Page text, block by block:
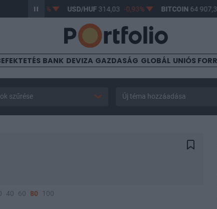
-0,68% USD/HUF314,03 -0,93% BITCOIN64 907,38
BANK DEVIZA GAZDASÁG GLOBÁL UNIÓS
szűrése Új téma hozzáadása
40 60 80 100